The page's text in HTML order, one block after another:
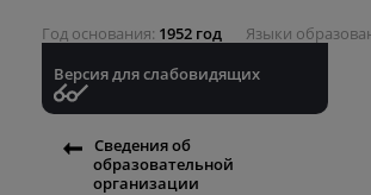
Год основания 1952 год Языки
Версия для слабовидящих
Сведения об
образовательной
организации